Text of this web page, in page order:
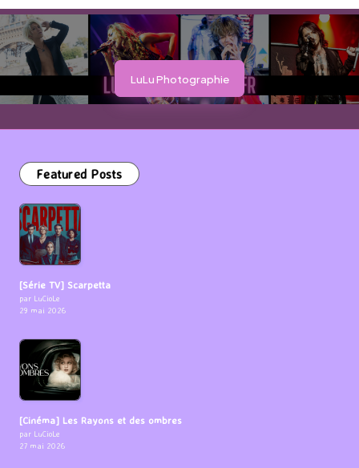
LuLu Photographie
Featured Posts
par LuCioLe
29 mai 2026
par LuCioLe
27 mai 2026